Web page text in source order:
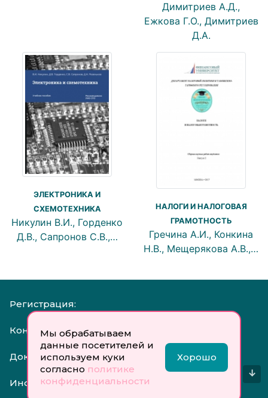
Мы обрабатываем
данные посетителей и
используем куки
согласно политике
конфиденциальности
Хорошо
Димитриев А.Д.,
Ежкова Г.О., Димитриев
Д.А.
ЭЛЕКТРОНИКА И
СХЕМОТЕХНИКА
Никулин В.И., Горденко
Д.В., Сапронов С.В.,…
НАЛОГИ И НАЛОГОВАЯ
ГРАМОТНОСТЬ
Гречина А.И., Конкина
Н.В., Мещерякова А.В.,…
Регистрация:
Контакты:
Документы:
Инфо:
↓